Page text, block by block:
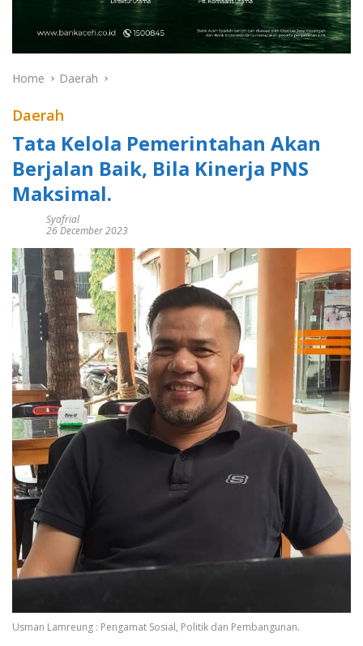
Home Daerah
Daerah
Tata Kelola Pemerintahan Akan
Berjalan Baik, Bila Kinerja PNS
Maksimal.
Syafrial
26 December 2023
Usman Lamreung : Pengamat Sosial, Politik dan Pembangunan.